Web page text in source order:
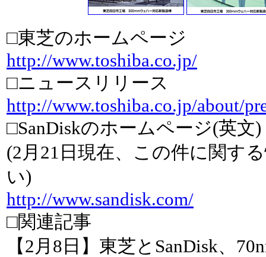
□東芝のホームページ
http://www.toshiba.co.jp/
□ニュースリリース
http://www.toshiba.co.jp/about/
□SanDiskのホームページ(英文)
(2月21日現在、この件に関す
い)
http://www.sandisk.com/
□関連記事
【2月8日】東芝とSanDisk、